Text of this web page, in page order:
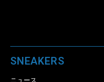
SNEAKERS
ニュース